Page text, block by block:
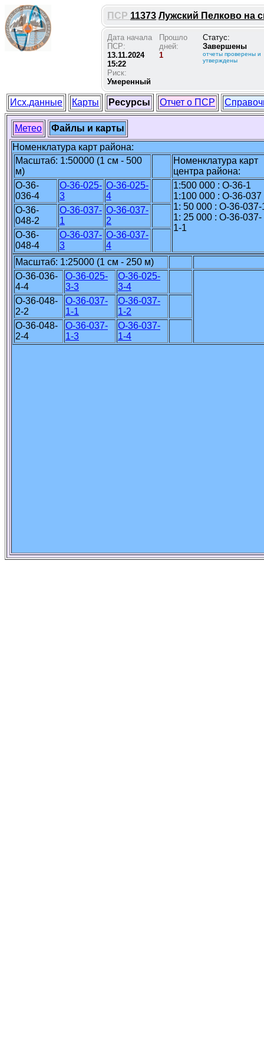
ПСР 11373 Лужский Пелково на
Дата начала
ПСР:
13.11.2024
15:22
Риск:
Умеренный
Прошло
дней:
1
Статус:
Завершены
отчеты проверены и
утверждены
Исх.данные Карты Ресурсы Отчет о ПСР
Метео
Файлы и карты
Номенклатура карт района:
Масштаб: 1:50000 (1 см - 500
м)
Номенклатура карт
центра района:
O-36-
036-4
O-36-025-
3
O-36-025-
4
1:500 000 : O-36-1
1:100 000 : O-36-037
1: 50 000 : O-36-037-
1: 25 000 : O-36-037-
1-1
O-36-
048-2
O-36-037-
1
O-36-037-
2
O-36-
048-4
O-36-037-
3
O-36-037-
4
Масштаб: 1:25000 (1 см - 250 м)
O-36-036-
4-4
O-36-025-
3-3
O-36-025-
3-4
O-36-048-
2-2
O-36-037-
1-1
O-36-037-
1-2
O-36-048-
2-4
O-36-037-
1-3
O-36-037-
1-4